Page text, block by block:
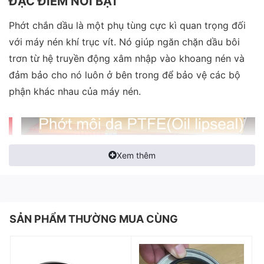
Phớt chắn dầu là một phụ tùng cực kì quan trọng đối
với máy nén khí trục vít. Nó giúp ngăn chặn dầu bôi
trơn từ hệ truyền động xâm nhập vào khoang nén và
đảm bảo cho nó luôn ở bên trong để bảo vệ các bộ
phận khác nhau của máy nén.
Xem thêm
SẢN PHẨM THƯỜNG MUA CÙNG